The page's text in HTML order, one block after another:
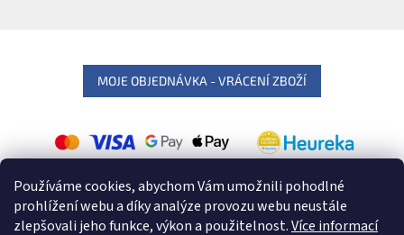
Používáme cookies, abychom Vám umožnili pohodlné
prohlížení webu a díky analýze provozu webu neustále
zlepšovali jeho funkce, výkon a použitelnost.Více informací
MOJE OBJEDNÁVKA - VRÁCENÍ ZBOŽÍ